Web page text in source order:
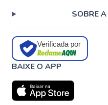
SOBRE
Verificada por
BAIXE O APP